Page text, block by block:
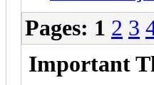
Pages: 1 2 3
Important